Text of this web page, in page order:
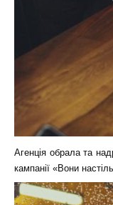
Агенція обрала та
кампанії «Вони